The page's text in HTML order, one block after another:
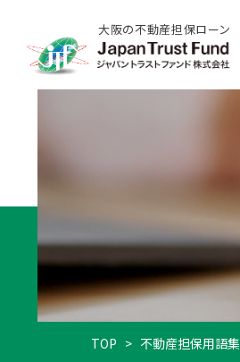
大阪の不動産担保ローン
TOP > 不動産担保用語集